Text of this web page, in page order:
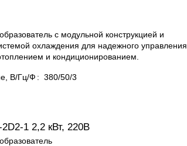
с модульной конструкцией и
охлаждения для надежного управления
и кондиционированием.
В/Гц/Ф : 380/50/3
1 2,2 кВт, 220В